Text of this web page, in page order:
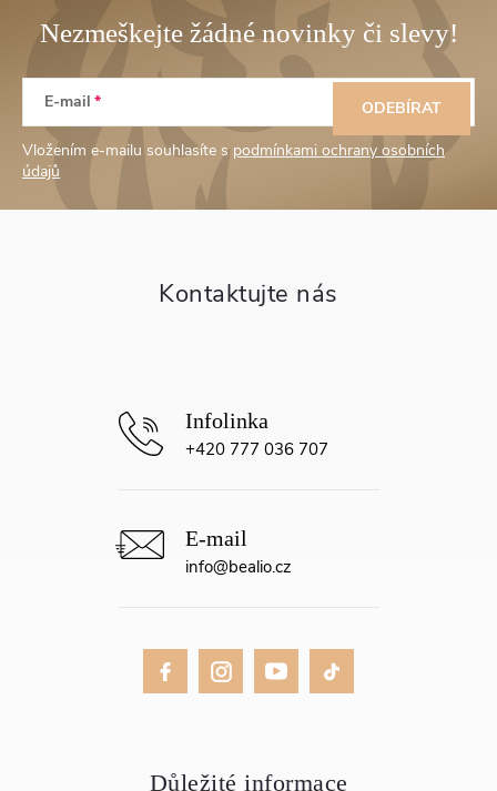
Z
p
E-mail
Vložením e-mailu souhlasíte s podmínkami ochrany osobních
údajů
ODEBÍRAT
info@bealio.cz
+420 777 036 707